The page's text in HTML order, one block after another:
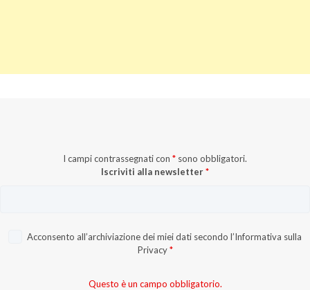
I campi contrassegnati con * sono obbligatori.
Iscriviti alla newsletter*
Acconsento all’archiviazione dei miei dati secondo l’Informativa sulla
Privacy *
Questo è un campo obbligatorio.